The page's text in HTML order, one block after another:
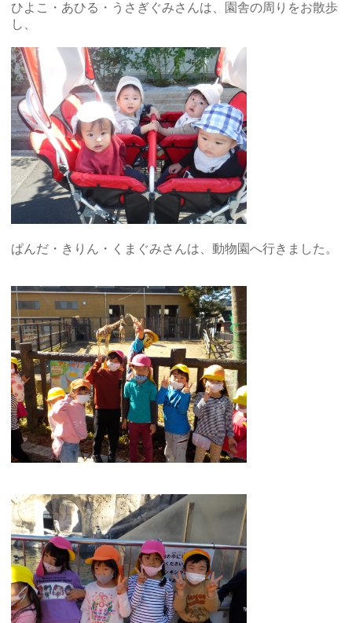
ひよこ・あひる・うさぎぐみさんは、園舎の周りをお散歩
し、
ぱんだ・きりん・くまぐみさんは、動物園へ行きました。